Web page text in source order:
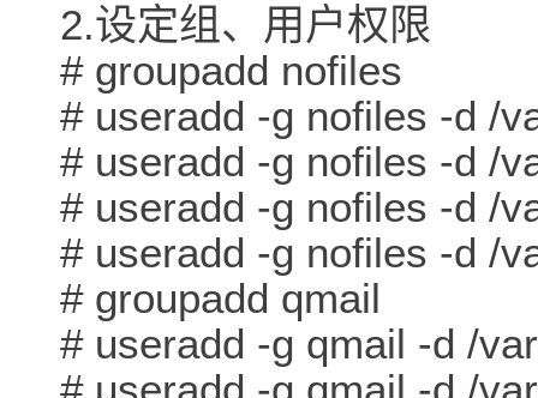
2.设定组、用户权限
# groupadd nofiles
# useradd -g nofiles -d /
# useradd -g nofiles -d /
# useradd -g nofiles -d /
# useradd -g nofiles -d /
# groupadd qmail
# useradd -g qmail -d /